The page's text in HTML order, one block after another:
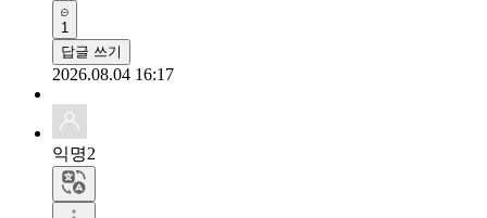
1
답글 쓰기
2026.08.04 16:17
익명2